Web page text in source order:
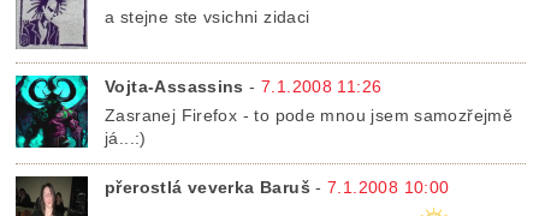
a stejne ste vsichni zidaci
Vojta-Assassins - 7.1.2008 11:26
Zasranej Firefox - to pode mnou jsem samozřejmě
já...:)
přerostlá veverka Baruš -7.1.2008 10:00